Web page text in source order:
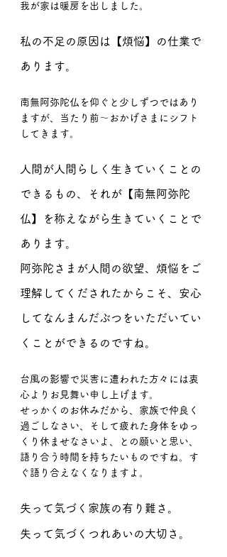
我が家は暖房を出しました。
私の不足の原因は【煩悩】の仕業で
あります。
南無阿弥陀仏を仰ぐと少しずつではあり
ますが、当たり前〜おかげさまにシフト
してきます。
人間が人間らしく生きていくことの
できるもの、それが【南無阿弥陀
仏】を称えながら生きていくことで
あります。
阿弥陀さまが人間の欲望、煩悩をご
理解してくだされたからこそ、安心
してなんまんだぶつをいただいてい
くことができるのですね。
台風の影響で災害に遭われた方々には衷
心よりお見舞い申し上げます。
せっかくのお休みだから、家族で仲良く
過ごしなさい、そして疲れた身体をゆっ
くり休ませなさいよ、との願いと思い、
語り合う時間を持ちたいものですね。す
ぐ語り合えなくなりますよ。
失って気づく家族の有り難さ。
失って気づくつれあいの大切さ。